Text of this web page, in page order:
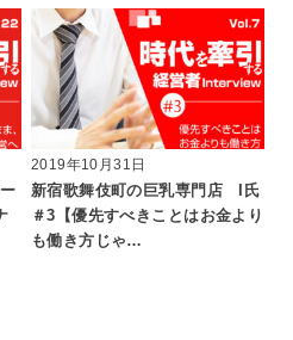
2019年10月31日
新宿歌舞伎町の巨乳専門店 I氏
＃3【優先すべきことはお金より
も働き方じゃ…